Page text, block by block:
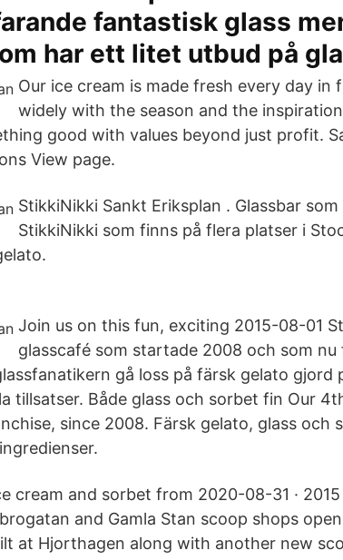
fantastisk glass
har ett litet utbud på
Our ice cream is made fresh every day in
widely with the season and the
good with values beyond just profit.
View page.
StikkiNikki Sankt Eriksplan . Glassbar
StikkiNikki som finns på flera platser i
Join us on this fun, exciting 2015-08-01
glasscafé som startade 2008 och som nu
gå loss på färsk gelato gjord
tillsatser. Både glass och sorbet fin Our
since 2008. Färsk gelato, glass och
cream and sorbet from 2020-08-31 ·
and Gamla Stan scoop shops
at Hjorthagen along with another new